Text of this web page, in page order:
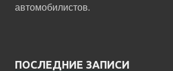
автомобилистов.
ПОСЛЕДНИЕ ЗАПИСИ